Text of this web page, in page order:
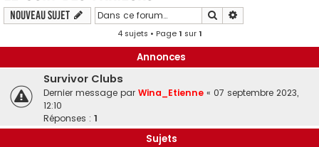
c
r
Nouveau sujet Rechercher
4 sujets • Page1 sur1
Annonces
Survivor Clubs
Dernier message par Wina_Etienne « 07 septembre 2023,
12:10
Réponses : 1
Sujets